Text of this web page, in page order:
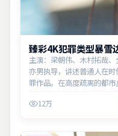
臻彩4K犯罪类型暴雪
主演：梁朝伟、木村拓哉
亦男执导，讲述普通人在
罪作品。在高度疏离的都
观赏性与现实意…
12万